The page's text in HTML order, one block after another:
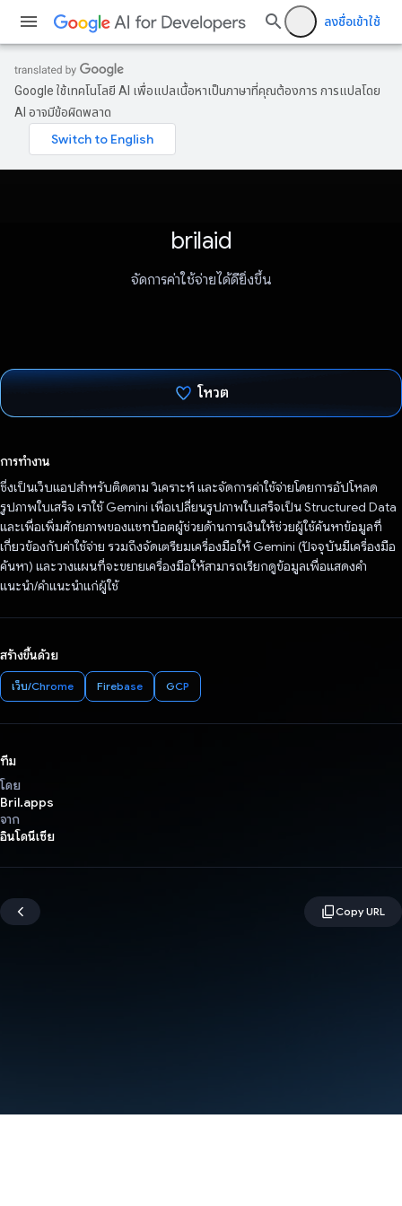
ลงชื่อเข้าใช้
Google ใช้เทคโนโลยี AI เพื่อแปลเนื้อหาเป็นภาษาที่คุณต้องการ การแปลโดย
AI อาจมีข้อผิดพลาด
brilaid
จัดการค่าใช้จ่ายได้ดียิ่งขึ้น
โหวต
การทำงาน
ซึ่งเป็นเว็บแอปสำหรับติดตาม วิเคราะห์ และจัดการค่าใช้จ่ายโดยการอัปโหลด
รูปภาพใบเสร็จ เราใช้ Gemini เพื่อเปลี่ยนรูปภาพใบเสร็จเป็น Structured Data
และเพื่อเพิ่มศักยภาพของแชทบ็อตผู้ช่วยด้านการเงินให้ช่วยผู้ใช้ค้นหาข้อมูลที่
เกี่ยวข้องกับค่าใช้จ่าย รวมถึงจัดเตรียมเครื่องมือให้ Gemini (ปัจจุบันมีเครื่องมือ
ค้นหา) และวางแผนที่จะขยายเครื่องมือให้สามารถเรียกดูข้อมูลเพื่อแสดงคำ
แนะนำ/คำแนะนำแก่ผู้ใช้
สร้างขึ้นด้วย
เว็บ/Chrome Firebase GCP
ทีม
โดย
Bril.apps
จาก
อินโดนีเซีย